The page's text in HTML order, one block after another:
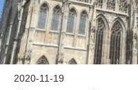
2020-11-19